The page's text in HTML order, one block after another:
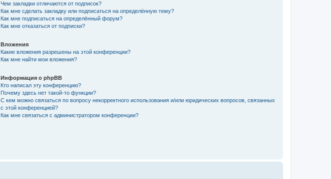
Чем закладки отличаются от подписок?
Как мне сделать закладку или подписаться на определённую тему?
Как мне подписаться на определённый форум?
Как мне отказаться от подписки?
Вложения
Какие вложения разрешены на этой конференции?
Как мне найти мои вложения?
Информация о phpBB
Кто написал эту конференцию?
Почему здесь нет такой-то функции?
С кем можно связаться по вопросу некорректного использования и/или юридических вопросов, связанных
с этой конференцией?
Как мне связаться с администратором конференции?